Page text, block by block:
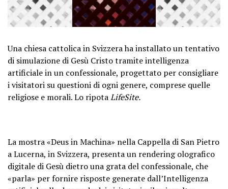
Una chiesa cattolica in Svizzera ha installato un tentativo
di simulazione di Gesù Cristo tramite intelligenza
artificiale in un confessionale, progettato per consigliare
i visitatori su questioni di ogni genere, comprese quelle
religiose e morali. Lo ripotaLifeSite.
La mostra «Deus in Machina» nella Cappella di San Pietro
a Lucerna, in Svizzera, presenta un rendering olografico
digitale di Gesù dietro una grata del confessionale, che
«parla» per fornire risposte generate dall’Intelligenza